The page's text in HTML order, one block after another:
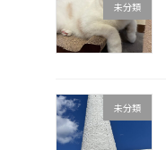
未分類
未分類